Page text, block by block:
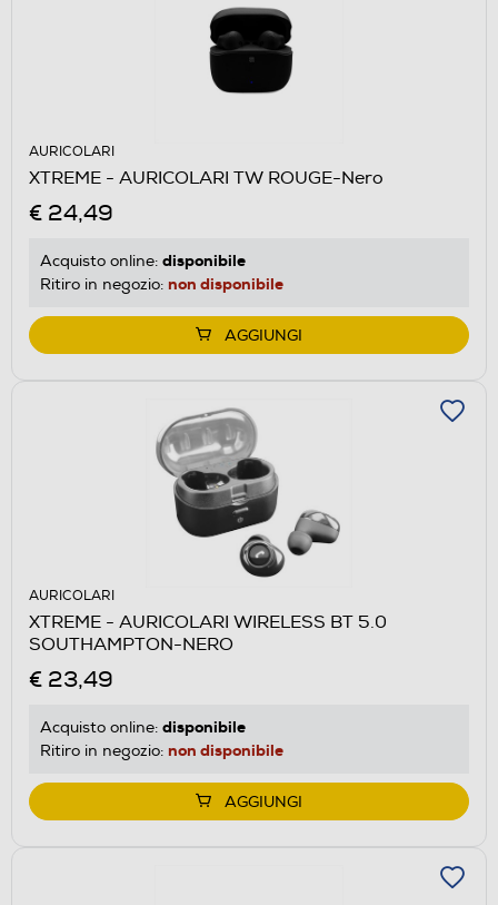
AURICOLARI
XTREME - AURICOLARI TW ROUGE-Nero
€ 24,49
Acquisto online: disponibile
Ritiro in negozio: non disponibile
AGGIUNGI
AURICOLARI
XTREME - AURICOLARI WIRELESS BT 5.0
SOUTHAMPTON-NERO
€ 23,49
Acquisto online: disponibile
Ritiro in negozio: non disponibile
AGGIUNGI